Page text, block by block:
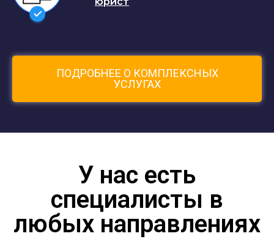
ПОДРОБНЕЕ О КОМПЛЕКСНЫХ
УСЛУГАХ
У нас есть
специалисты в
любых направлениях